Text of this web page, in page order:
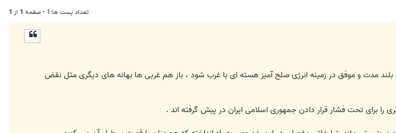
تعداد پست ها:1 • صفحه 1 از 1
بلند مدت و موفق در زمینه انرژی صلح آمیز هسته ای با غرب شود ، باز هم غربی ها بهانه های دیگری مثل نقض
را برای تحت فشار قرار دادن جمهوری اسلامی ایران در پیش گرفته اند .